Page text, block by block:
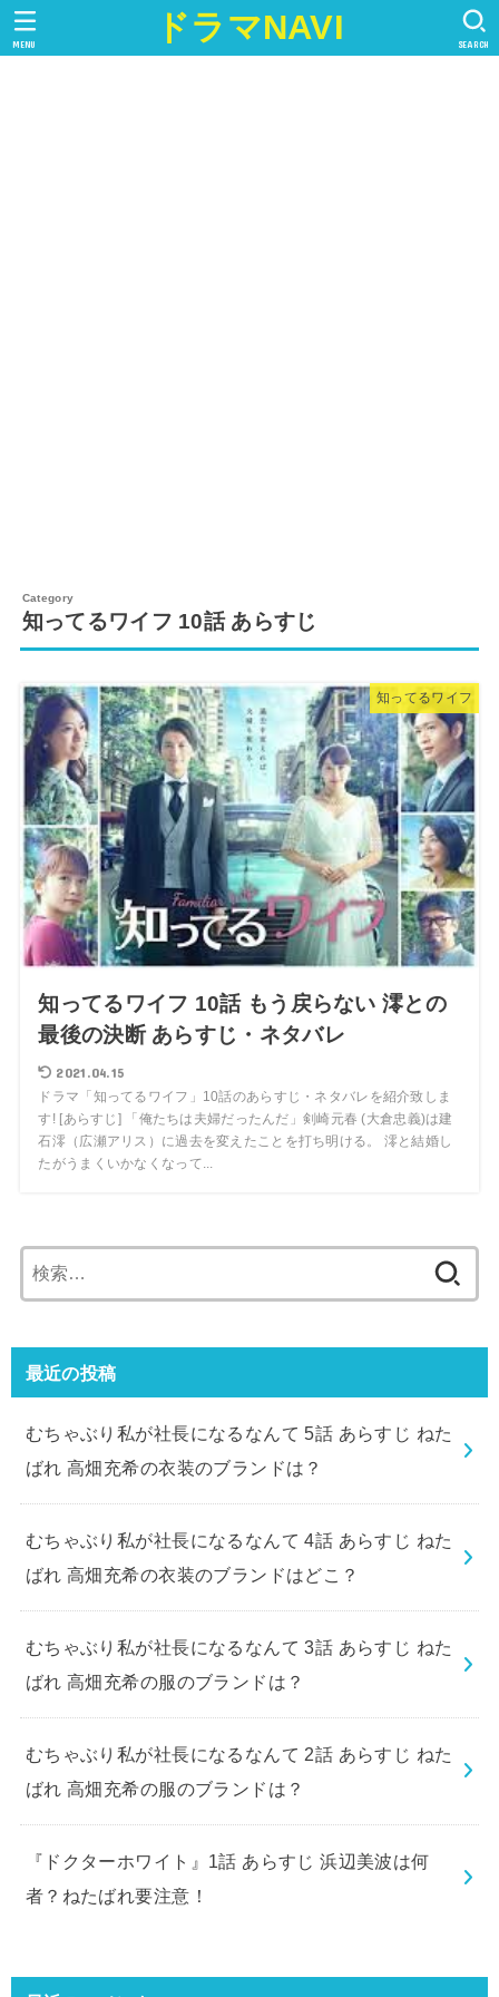
ドラマNAVI SEARCH
MENU
知ってるワイフ 10話 あらすじ
知ってるワイフ
知ってるワイフ 10話 もう戻らない 澪との
最後の決断 あらすじ・ネタバレ
2021.04.15
ドラマ「知ってるワイフ」10話のあらすじ・ネタバレを紹介致しま
す! [あらすじ] 「俺たちは夫婦だったんだ」剣崎元春 (大倉忠義)は建
石澪（広瀬アリス）に過去を変えたことを打ち明ける。 澪と結婚し
たがうまくいかなくなって...
索:
最近の投稿
むちゃぶり私が社長になるなんて 5話 あらすじ ねた
ばれ 高畑充希の衣装のブランドは？
むちゃぶり私が社長になるなんて 4話 あらすじ ねた
ばれ 高畑充希の衣装のブランドはどこ？
むちゃぶり私が社長になるなんて 3話 あらすじ ねた
ばれ 高畑充希の服のブランドは？
むちゃぶり私が社長になるなんて 2話 あらすじ ねた
ばれ 高畑充希の服のブランドは？
『ドクターホワイト』1話 あらすじ 浜辺美波は何
者？ねたばれ要注意！